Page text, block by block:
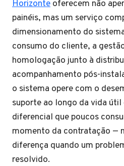
Horizonte oferecem não
painéis, mas um serviço
dimensionamento do
consumo do cliente, a
homologação junto à
acompanhamento pós-
o sistema opere com o
suporte ao longo da vida útil
diferencial que poucos
momento da contratação —
diferença quando um
resolvido.